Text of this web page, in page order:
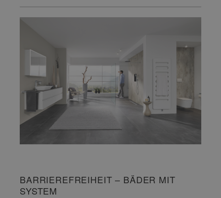
BARRIEREFREIHEIT – BÄDER MIT
SYSTEM